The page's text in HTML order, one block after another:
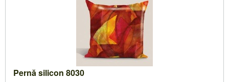
Pernă silicon 8030